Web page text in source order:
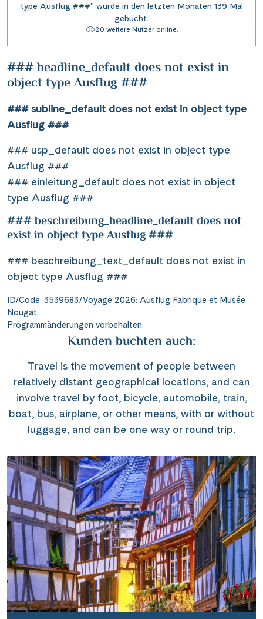
### headline_default does not exist in
object type Ausflug ###
### subline_default does not exist in object type
Ausflug ###
### usp_default does not exist in object type
Ausflug ###
### einleitung_default does not exist in object
type Ausflug ###
### beschreibung_headline_default does not
exist in object type Ausflug ###
### beschreibung_text_default does not exist in
object type Ausflug ###
ID/Code: 3539683/Voyage 2026: Ausflug Fabrique et Musée
Nougat
Programmänderungen vorbehalten.
type Ausflug ###" wurde in den letzten Monaten 139 Mal
gebucht.
20 weitere Nutzer online.
Kunden buchten auch:
Travel is the movement of people between
relatively distant geographical locations, and can
involve travel by foot, bicycle, automobile, train,
boat, bus, airplane, or other means, with or without
luggage, and can be one way or round trip.